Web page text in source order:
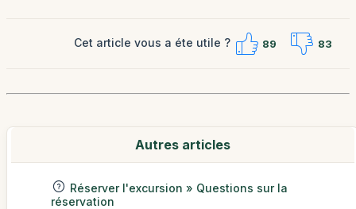
Cet article vous a éte utile ? 89 83
Autres articles
Réserver l'excursion » Questions sur la
réservation